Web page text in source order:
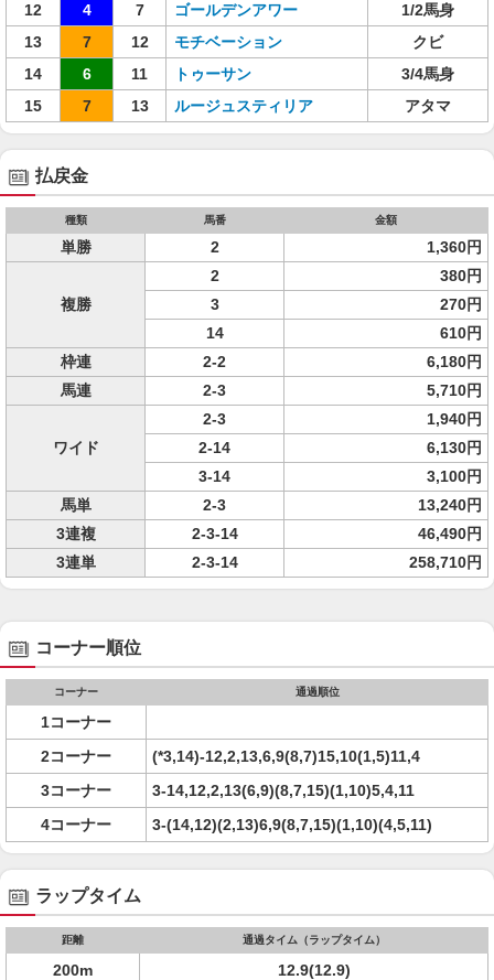
12
4 7 ゴールデンアワー
1/2馬身
13
7 12 モチベーション
クビ
14
6 11 トゥーサン
3/4馬身
15
7 13 ルージュスティリア アタマ
払戻金
種類 馬番 金額
単勝 2 1,360円
複勝
2
380円
3
270円
14
610円
枠連
2-2
6,180円
馬連
2-3 5,710円
ワイド
2-3
1,940円
2-14
6,130円
3-14
3,100円
馬単
2-3
13,240円
3連複
2-3-14
46,490円
3連単
2-3-14 258,710円
コーナー順位
コーナー 通過順位
1コーナー
2コーナー
(*3,14)-12,2,13,6,9(8,7)15,10(1,5)11,4
3コーナー
3-14,12,2,13(6,9)(8,7,15)(1,10)5,4,11
4コーナー
3-(14,12)(2,13)6,9(8,7,15)(1,10)(4,5,11)
ラップタイム
距離 通過タイム（ラップタイム）
200m
12.9(12.9)